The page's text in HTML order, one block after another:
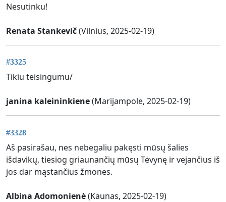
Nesutinku!
Renata Stankevič(Vilnius, 2025-02-19)
#3325
Tikiu teisingumu/
janina kaleininkiene(Marijampole, 2025-02-19)
#3328
Aš pasirašau, nes nebegaliu pakęsti mūsų šalies
išdavikų, tiesiog griaunančių mūsų Tėvynę ir vejančius iš
jos dar mąstančius žmones.
Albina Adomonienė(Kaunas, 2025-02-19)